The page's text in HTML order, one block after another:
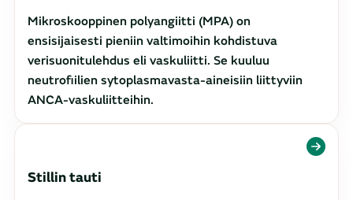
Mikroskooppinen polyangiitti (MPA) on
ensisijaisesti pieniin valtimoihin kohdistuva
verisuonitulehdus eli vaskuliitti. Se kuuluu
neutrofiilien sytoplasmavasta-aineisiin liittyviin
ANCA-vaskuliitteihin.
Stillin tauti